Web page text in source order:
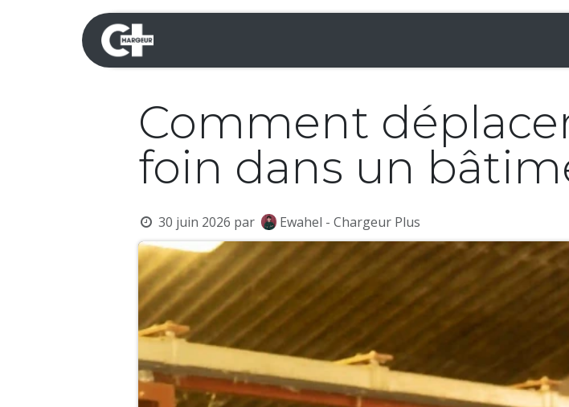
Se rendre au contenu
Comment
foin dans un
30 juin 2026 par Ewahel - Chargeur Plus